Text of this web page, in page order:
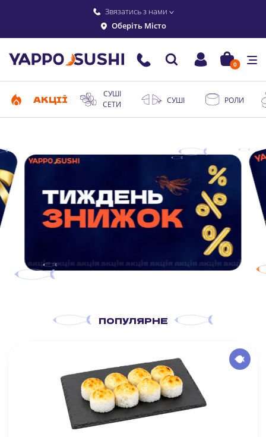
Звязатись з нами
Оберіть Місто
0
АКЦІЇ
СУШІ
СЕТИ
СУШІ РОЛИ
ПОПУЛЯРНЕ